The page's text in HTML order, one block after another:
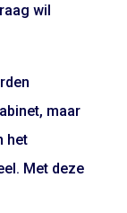
wil
maar
het
Met deze